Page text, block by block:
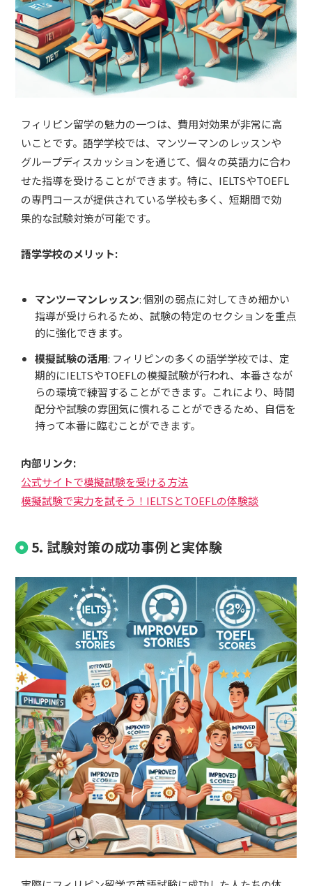
フィリピン留学の魅力の一つは、費用対効果が非常に高
いことです。語学学校では、マンツーマンのレッスンや
グループディスカッションを通じて、個々の英語力に合わ
せた指導を受けることができます。特に、IELTSやTOEFL
の専門コースが提供されている学校も多く、短期間で効
果的な試験対策が可能です。
語学学校のメリット:
マンツーマンレッスン: 個別の弱点に対してきめ細かい
指導が受けられるため、試験の特定のセクションを重点
的に強化できます。
模擬試験の活用: フィリピンの多くの語学学校では、定
期的にIELTSやTOEFLの模擬試験が行われ、本番さなが
らの環境で練習することができます。これにより、時間
配分や試験の雰囲気に慣れることができるため、自信を
持って本番に臨むことができます。
内部リンク:
公式サイトで模擬試験を受ける方法
模擬試験で実力を試そう！IELTSとTOEFLの体験談
5. 試験対策の成功事例と実体験